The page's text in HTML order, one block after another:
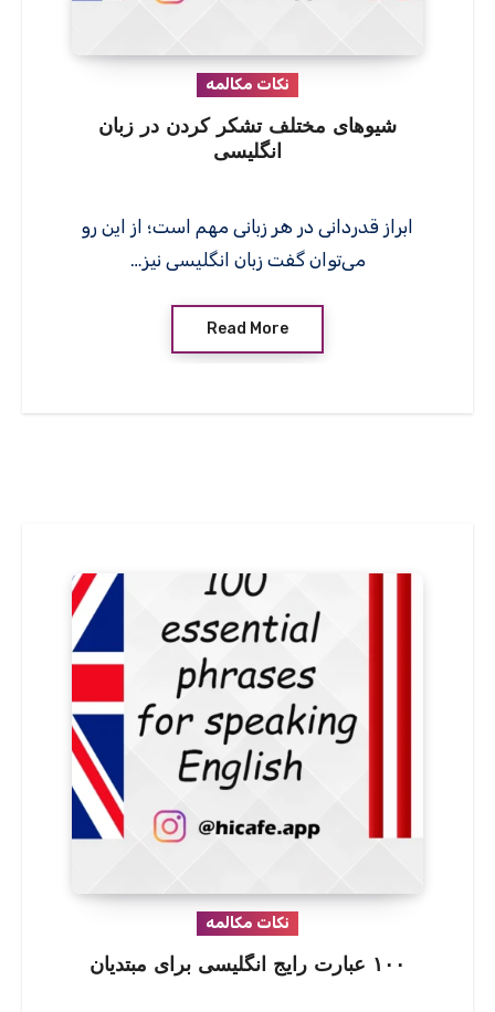
نکات مکالمه
شیوهای مختلف تشکر کردن در زبان
انگلیسی
ابراز قدردانی در هر زبانی مهم است؛ از این رو
می‌توان گفت زبان انگلیسی نیز…
Read More
نکات مکالمه
۱۰۰ عبارت رایج انگلیسی برای مبتدیان